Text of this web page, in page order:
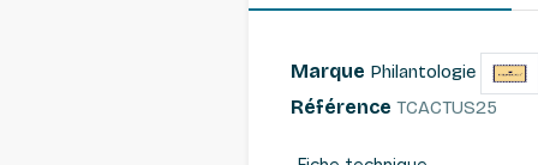
Marque Philantologie
Référence TCACTUS25